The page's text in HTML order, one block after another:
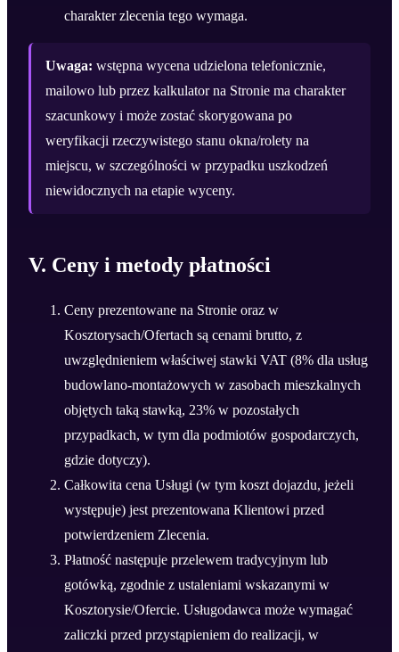
charakter zlecenia tego wymaga.
Uwaga: wstępna wycena udzielona telefonicznie,
mailowo lub przez kalkulator na Stronie ma charakter
szacunkowy i może zostać skorygowana po
weryfikacji rzeczywistego stanu okna/rolety na
miejscu, w szczególności w przypadku uszkodzeń
niewidocznych na etapie wyceny.
V. Ceny i metody płatności
Ceny prezentowane na Stronie oraz w
Kosztorysach/Ofertach są cenami brutto, z
uwzględnieniem właściwej stawki VAT (8% dla usług
budowlano-montażowych w zasobach mieszkalnych
objętych taką stawką, 23% w pozostałych
przypadkach, w tym dla podmiotów gospodarczych,
gdzie dotyczy).
Całkowita cena Usługi (w tym koszt dojazdu, jeżeli
występuje) jest prezentowana Klientowi przed
potwierdzeniem Zlecenia.
Płatność następuje przelewem tradycyjnym lub
gotówką, zgodnie z ustaleniami wskazanymi w
Kosztorysie/Ofercie. Usługodawca może wymagać
zaliczki przed przystąpieniem do realizacji, w